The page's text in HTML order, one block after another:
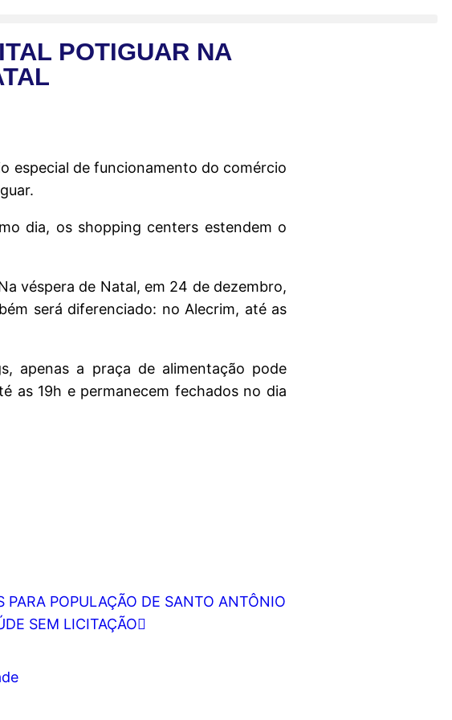
POTIGUAR NA
especial de funcionamento do comércio
dia, os shopping centers estendem o
véspera de Natal, em 24 de dezembro,
será diferenciado: no Alecrim, até as
apenas a praça de alimentação pode
as 19h e permanecem fechados no dia
PARA POPULAÇÃO DE SANTO ANTÔNIO
SEM LICITAÇÃO